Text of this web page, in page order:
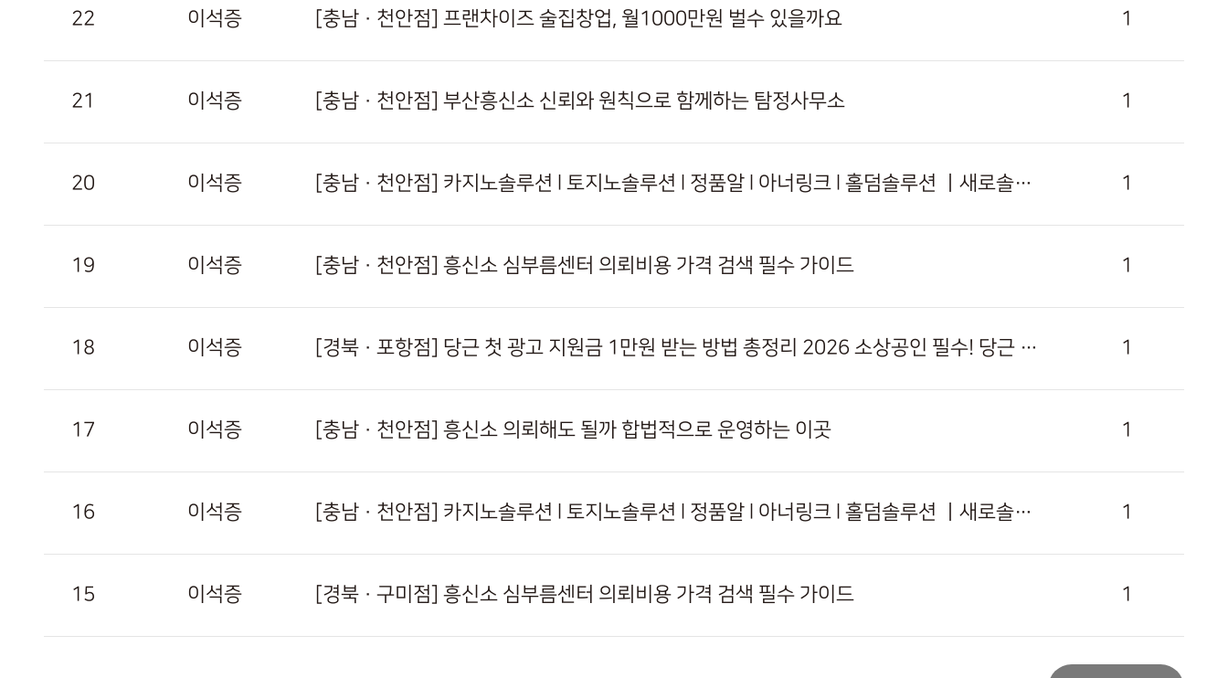
22 이석증 [충남 · 천안점] 프랜차이즈 술집창업, 월1000만원 벌수 있을까요 1
21 이석증 [충남 · 천안점] 부산흥신소 신뢰와 원칙으로 함께하는 탐정사무소 1
20 이석증 [충남 · 천안점] 카지노솔루션 l 토지노솔루션 l 정품알 l 아너링크 l 홀덤솔루션 ㅣ새로솔루션 l 성피전용 1
19 이석증 [충남 · 천안점] 흥신소 심부름센터 의뢰비용 가격 검색 필수 가이드 1
18 이석증 [경북 · 포항점] 당근 첫 광고 지원금 1만원 받는 방법 총정리 2026 소상공인 필수! 당근 첫 광고 지원금 1만원 받는 꿀… 1
17 이석증 [충남 · 천안점] 흥신소 의뢰해도 될까 합법적으로 운영하는 이곳 1
16 이석증 [충남 · 천안점] 카지노솔루션 l 토지노솔루션 l 정품알 l 아너링크 l 홀덤솔루션 ㅣ새로솔루션 l 성피전용 1
15 이석증 [경북 · 구미점] 흥신소 심부름센터 의뢰비용 가격 검색 필수 가이드 1